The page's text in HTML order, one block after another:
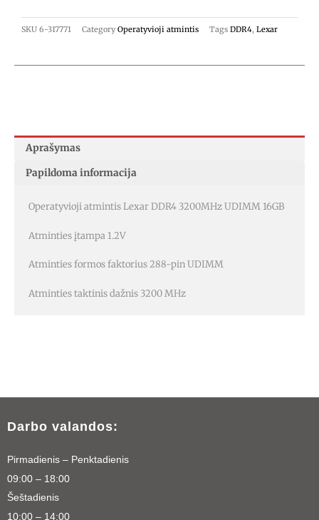
SKU 6-317771 Category Operatyvioji atmintis Tags DDR4, Lexar
Aprašymas
Papildoma informacija
Operatyvioji atmintis Lexar DDR4 3200MHz UDIMM 16GB
Atminties įtampa 1.2V
Atminties formos faktorius 288-pin UDIMM
Atminties taktinis dažnis 3200 MHz
Darbo valandos:
Pirmadienis – Penktadienis
09:00 – 18:00
Šeštadienis
10:00 – 14:00